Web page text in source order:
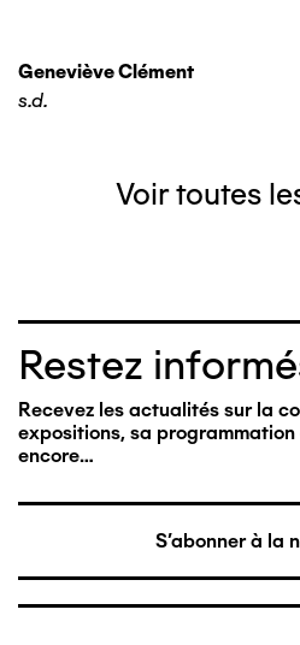
Geneviève Clément
s.d.
Voir toutes
Restez
Recevez les actualités sur la
expositions, sa
encore…
S'abonner à la